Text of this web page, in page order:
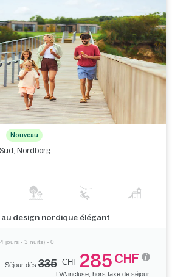
Nouveau
, Nordborg
design nordique élégant
jours - 3 nuits) - 0
Séjour dès 335 CHF 285 CHF
TVA incluse, hors taxe de séjour.